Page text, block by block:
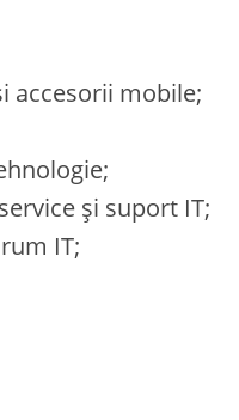
accesorii mobile;
și suport IT;
IT;